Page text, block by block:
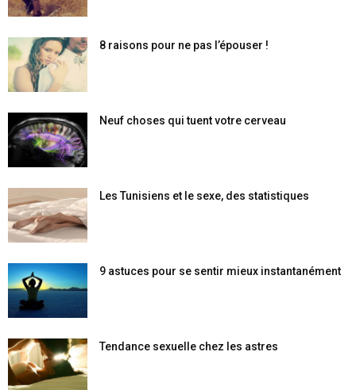
8 raisons pour ne pas l’épouser !
Neuf choses qui tuent votre cerveau
Les Tunisiens et le sexe, des statistiques
9 astuces pour se sentir mieux instantanément
Tendance sexuelle chez les astres